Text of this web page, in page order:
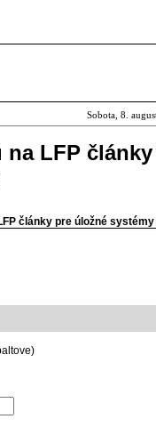
Sobota, 8.
LFP
články pre úložné